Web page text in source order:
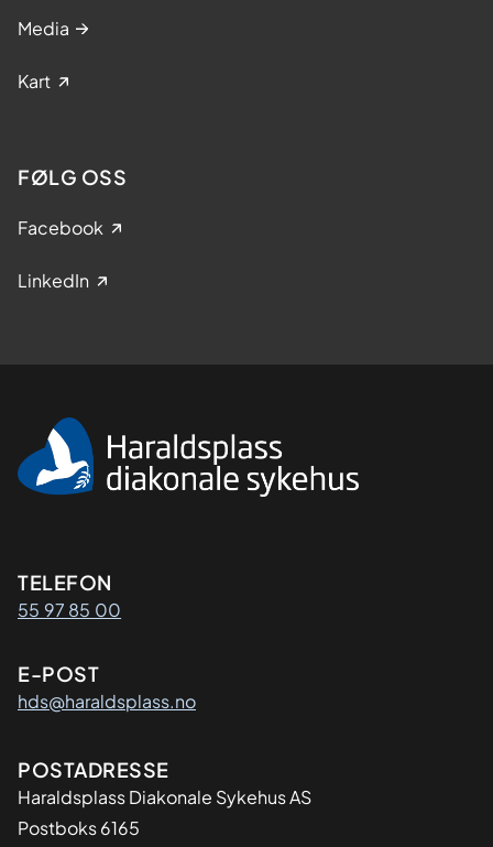
Media
Kart
FØLG OSS
Facebook
LinkedIn
Kontaktinformasjon
TELEFON
55 97 85 00
E-POST
hds@haraldsplass.no
Adresse
POSTADRESSE
Haraldsplass Diakonale Sykehus AS
Postboks 6165